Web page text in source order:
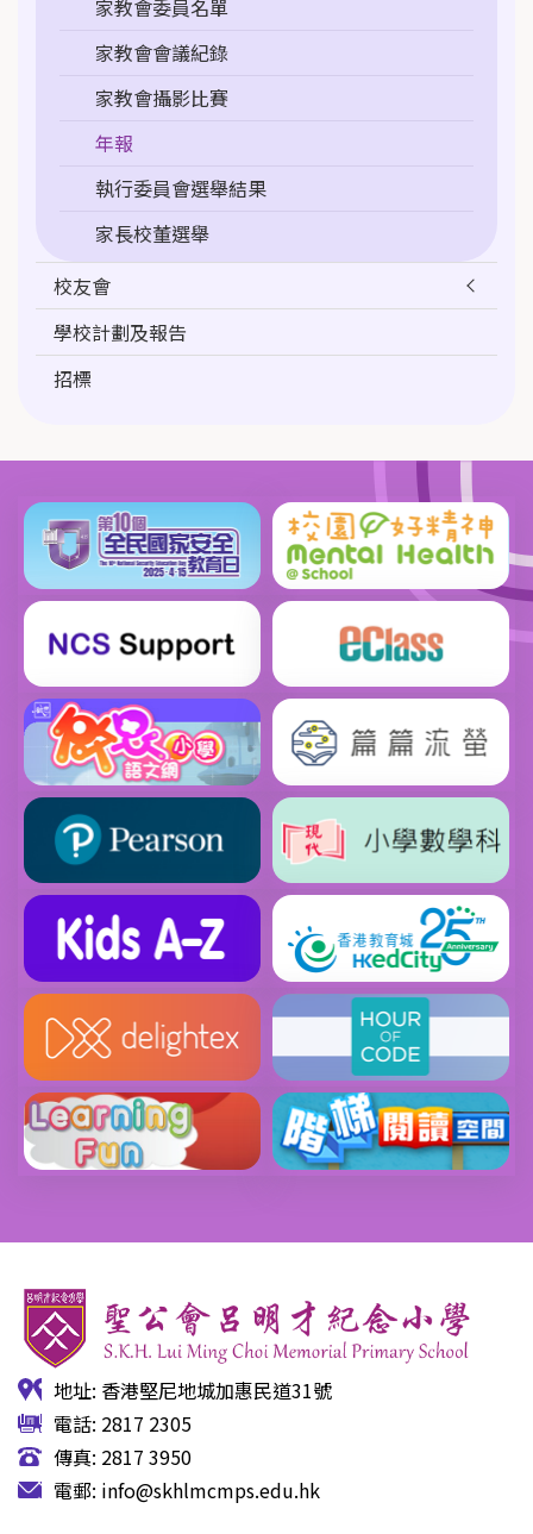
家教會委員名單
家教會會議紀錄
家教會攝影比賽
年報
執行委員會選舉結果
家長校董選舉
校友會
學校計劃及報告
招標
地址: 香港堅尼地城加惠民道31號
電話: 2817 2305
傳真: 2817 3950
電郵: info@skhlmcmps.edu.hk